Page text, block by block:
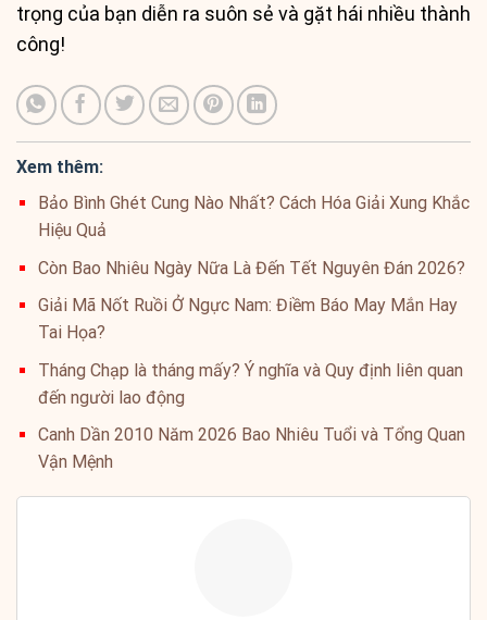
trọng của bạn diễn ra suôn sẻ và gặt hái nhiều thành
công!
Xem thêm:
Bảo Bình Ghét Cung Nào Nhất? Cách Hóa Giải Xung Khắc
Hiệu Quả
Còn Bao Nhiêu Ngày Nữa Là Đến Tết Nguyên Đán 2026?
Giải Mã Nốt Ruồi Ở Ngực Nam: Điềm Báo May Mắn Hay
Tai Họa?
Tháng Chạp là tháng mấy? Ý nghĩa và Quy định liên quan
đến người lao động
Canh Dần 2010 Năm 2026 Bao Nhiêu Tuổi và Tổng Quan
Vận Mệnh